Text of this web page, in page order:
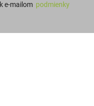
e-mailom podmienky